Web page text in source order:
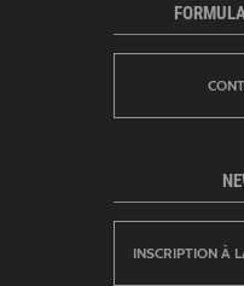
INSCRIPTION À